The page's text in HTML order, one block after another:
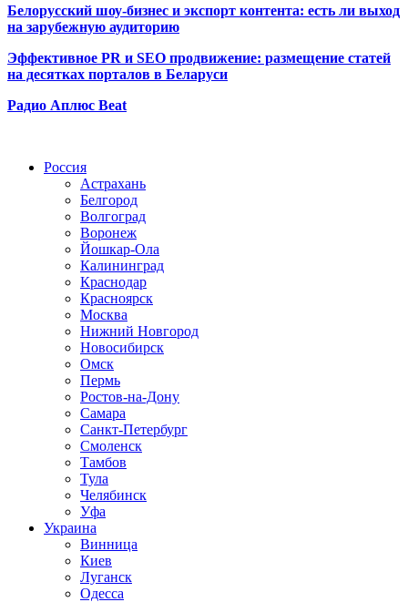
Белорусский шоу-бизнес и экспорт контента: есть ли выход
на зарубежную аудиторию
Эффективное PR и SEO продвижение: размещение статей
на десятках порталов в Беларуси
Радио Аплюс Beat
Россия
Астрахань
Белгород
Волгоград
Воронеж
Йошкар-Ола
Калининград
Краснодар
Красноярск
Москва
Нижний Новгород
Новосибирск
Омск
Пермь
Ростов-на-Дону
Самара
Санкт-Петербург
Смоленск
Тамбов
Тула
Челябинск
Уфа
Украина
Винница
Киев
Луганск
Одесса